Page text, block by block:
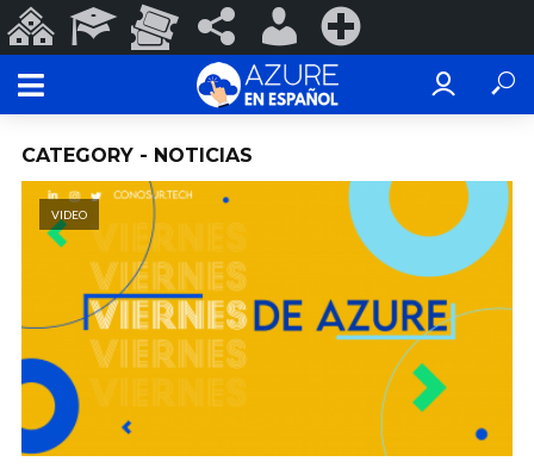
CATEGORY - NOTICIAS
VIDEO
Sitios
de
Programas
Educativos
Eventos
y
Espectáculos
#ConoSurTech
en
redes
Iniciar
sesión